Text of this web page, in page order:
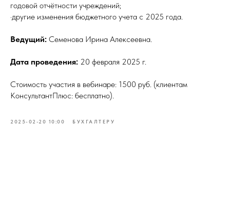
годовой отчётности учреждений;
·другие изменения бюджетного учета с 2025 года.
Ведущий: Семенова Ирина Алексеевна.
Дата проведения: 20 февраля 2025 г.
Стоимость участия в вебинаре: 1500 руб. (клиентам
КонсультантПлюс: бесплатно).
2025-02-20 10:00 БУХГАЛТЕРУ